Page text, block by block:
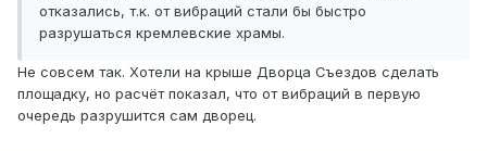
отказались, т.к. от вибраций стали бы быстро
разрушаться кремлевские храмы.
Не совсем так. Хотели на крыше Дворца Съездов сделать
площадку, но расчёт показал, что от вибраций в первую
очередь разрушится сам дворец.